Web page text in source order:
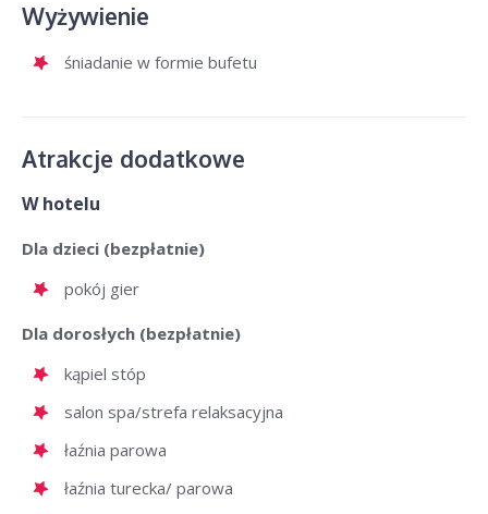
Wyżywienie
śniadanie w formie bufetu
Atrakcje dodatkowe
W hotelu
Dla dzieci (bezpłatnie)
pokój gier
Dla dorosłych (bezpłatnie)
kąpiel stóp
salon spa/strefa relaksacyjna
łaźnia parowa
łaźnia turecka/ parowa